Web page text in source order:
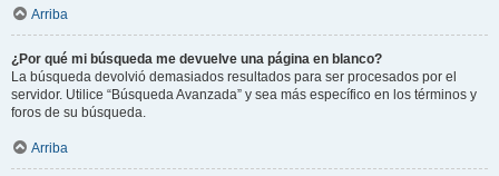
Arriba
¿Por qué mi búsqueda me devuelve una página en blanco?
La búsqueda devolvió demasiados resultados para ser procesados por el
servidor. Utilice “Búsqueda Avanzada” y sea más específico en los términos y
foros de su búsqueda.
Arriba